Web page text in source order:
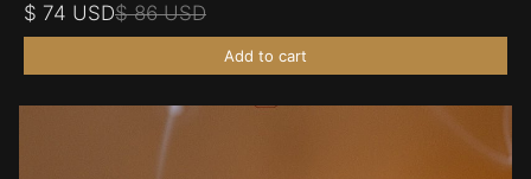
$ 74 USD$ 86 USD
Add to cart